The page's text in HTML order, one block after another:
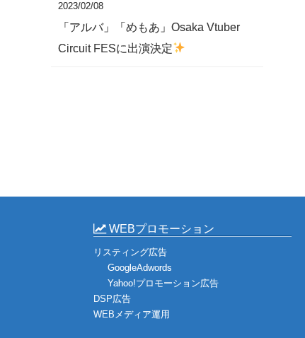
2023/02/08
「アルバ」「めもあ」Osaka Vtuber
Circuit FESに出演決定
WEBプロモーション
リスティング広告
GoogleAdwords
Yahoo!プロモーション広告
DSP広告
WEBメディア運用